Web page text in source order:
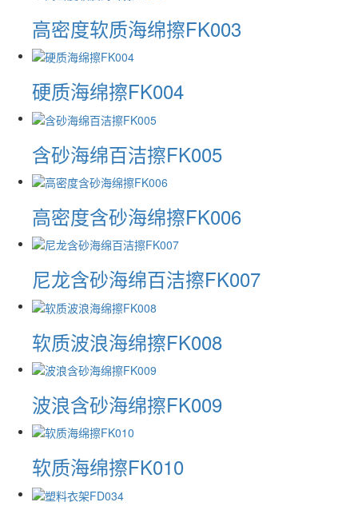
高密度软质海绵擦FK003
硬质海绵擦FK004
含砂海绵百洁擦FK005
高密度含砂海绵擦FK006
尼龙含砂海绵百洁擦FK007
软质波浪海绵擦FK008
波浪含砂海绵擦FK009
软质海绵擦FK010